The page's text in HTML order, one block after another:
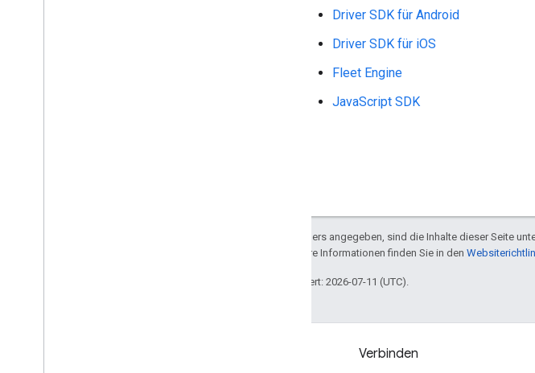
Driver SDK für Android
Driver SDK für iOS
Fleet Engine
JavaScript SDK
Sofern nicht anders angegeben, sind die Inhalte dieser Seite
lizenziert. Weitere Informationen finden Sie in den
Zuletzt aktualisiert: 2026-07-11 (UTC).
Verbinden